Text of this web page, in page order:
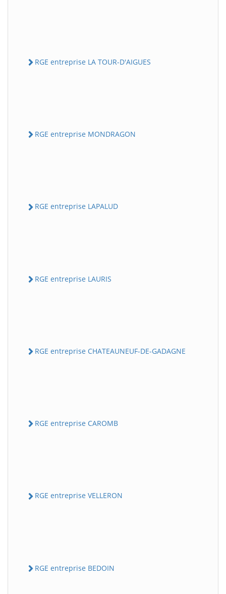
RGE entreprise LA TOUR-D'AIGUES
RGE entreprise MONDRAGON
RGE entreprise LAPALUD
RGE entreprise LAURIS
RGE entreprise CHATEAUNEUF-DE-GADAGNE
RGE entreprise CAROMB
RGE entreprise VELLERON
RGE entreprise BEDOIN